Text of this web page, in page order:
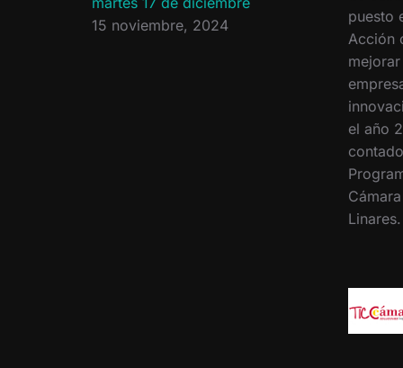
15 noviembre, 2024
puesto
Acción
el año